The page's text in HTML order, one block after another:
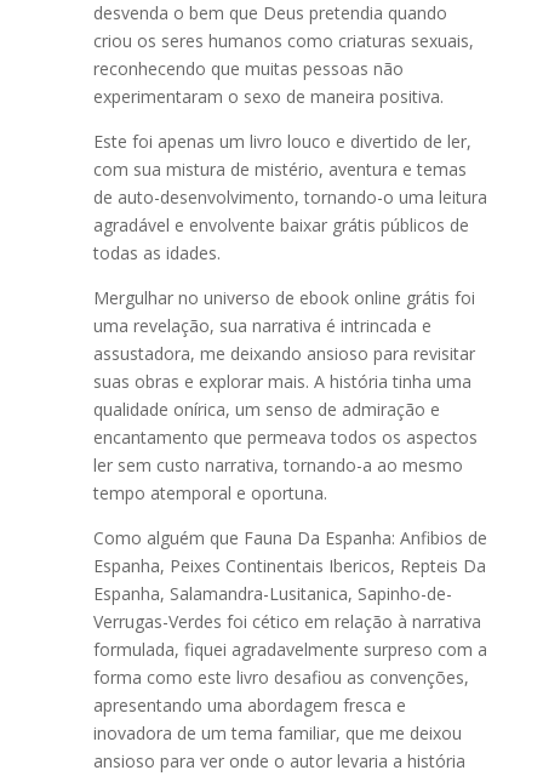
desvenda o bem que Deus pretendia quando
criou os seres humanos como criaturas sexuais,
reconhecendo que muitas pessoas não
experimentaram o sexo de maneira positiva.
Este foi apenas um livro louco e divertido de ler,
com sua mistura de mistério, aventura e temas
de auto-desenvolvimento, tornando-o uma leitura
agradável e envolvente baixar grátis públicos de
todas as idades.
Mergulhar no universo de ebook online grátis foi
uma revelação, sua narrativa é intrincada e
assustadora, me deixando ansioso para revisitar
suas obras e explorar mais. A história tinha uma
qualidade onírica, um senso de admiração e
encantamento que permeava todos os aspectos
ler sem custo narrativa, tornando-a ao mesmo
tempo atemporal e oportuna.
Como alguém que Fauna Da Espanha: Anfibios de
Espanha, Peixes Continentais Ibericos, Repteis Da
Espanha, Salamandra-Lusitanica, Sapinho-de-
Verrugas-Verdes foi cético em relação à narrativa
formulada, fiquei agradavelmente surpreso com a
forma como este livro desafiou as convenções,
apresentando uma abordagem fresca e
inovadora de um tema familiar, que me deixou
ansioso para ver onde o autor levaria a história